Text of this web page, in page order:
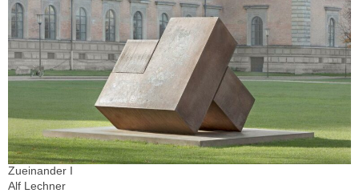
Zueinander I
Alf Lechner